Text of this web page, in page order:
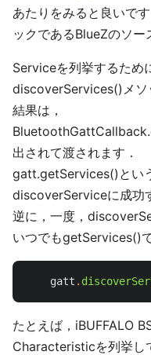
あたりをみると良いで
ックであるBlueZのソー
Serviceを列挙するため
discoverServices()メソ
結果は，
出されて渡されます．
gatt.getServices()とい
discoverServiceに成功
逆に，一度，
いつでもgetServices()
gatt .
たとえば，iBUFFALO
Characteristicを列挙し